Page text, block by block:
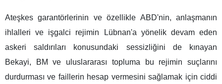
Ateşkes garantörlerinin ve özellikle ABD'nin, anlaşmanın
ihlalleri ve işgalci rejimin Lübnan'a yönelik devam eden
askeri saldırıları konusundaki sessizliğini de kınayan
Bekayi, BM ve uluslararası topluma bu rejimin suçlarını
durdurması ve faillerin hesap vermesini sağlamak için ciddi